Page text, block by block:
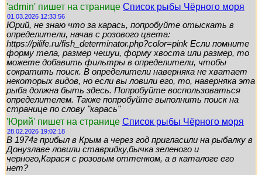
'admin' пишет на странице Список рыбы Чёрного моря
01.03.2026 12:33:56
Юрий, не знаю что за карась, попробуйте отыскать в
определители, начав с розового цвета:
https://pilife.ru/fish_determinator.php?color=pink Если помните
форму тела, размер чешуи, форму хвоста или размер, то
можете добавить фильтры в определители, чтобы
сократить поиск. В определители наверняка не хватает
некоторых видов, но если вы ловили его, то, наверняка эта
рыба должна быть здесь. Попробуйте воспользоваться
определителем. Также попробуйте выполнить поиск на
странице по слову "карась"
'Юрий' пишет на странице Список рыбы Чёрного моря
28.02.2026 19:02:18
В 1974г прибыл в Крым а через год пригласили на рыбалку в
Донузлаве ловили ставридку,бычка зеленого и
черного,Карася с розовым оттенком, а в каталоге его
нет?